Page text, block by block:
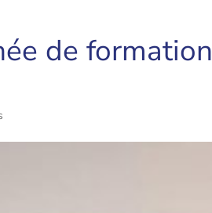
de formation